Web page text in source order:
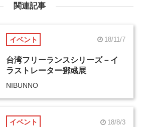
関連記事
イベント 18/11/7
台湾フリーランスシリーズ－イ
ラストレーター鄧彧展
NIBUNNO
イベント 18/8/3